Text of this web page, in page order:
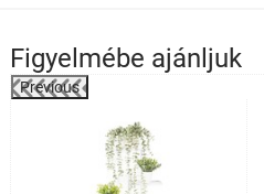
Figyelmébe ajánljuk
Previous